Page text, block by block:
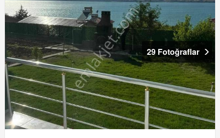
29 Fotoğraflar